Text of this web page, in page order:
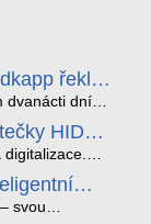
řekla
dvanácti dní
na trasu z
až na
°C a mimo
ale
HID
univerzální
svou